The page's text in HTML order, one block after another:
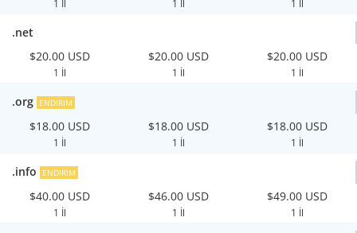
1 İl 1 İl 1 İl
.net
$20.00 USD
1 İl
$20.00 USD
1 İl
$20.00 USD
1 İl
.org ENDIRIM
$18.00 USD
1 İl
$18.00 USD
1 İl
$18.00 USD
1 İl
.info ENDIRIM
$40.00 USD
1 İl
$46.00 USD
1 İl
$49.00 USD
1 İl